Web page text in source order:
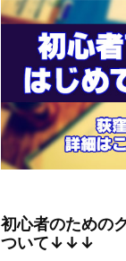
初心者のための
ついて↓↓↓